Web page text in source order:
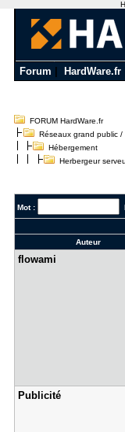
Forum HardWare.fr
FORUM HardWare.fr
Réseaux grand public /
Hébergement
Herbergeur
Mot :
Auteur
flowami
Publicité